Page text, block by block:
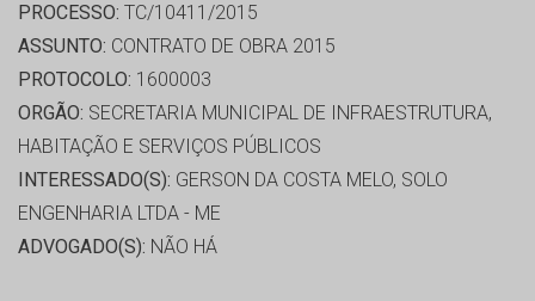
PROCESSO: TC/10411/2015
ASSUNTO: CONTRATO DE OBRA 2015
PROTOCOLO: 1600003
ORGÃO: SECRETARIA MUNICIPAL DE INFRAESTRUTURA,
HABITAÇÃO E SERVIÇOS PÚBLICOS
INTERESSADO(S): GERSON DA COSTA MELO, SOLO
ENGENHARIA LTDA - ME
ADVOGADO(S): NÃO HÁ